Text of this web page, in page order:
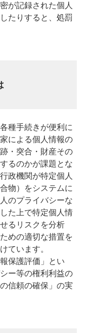
が記録された個人
たりすると、処罰
種手続きが便利に
による個人情報の
・突合・財産その
るのかが課題とな
政機関が特定個人
物）をシステムに
のプライバシーな
た上で特定個人情
るリスクを分析
めの適切な措置を
ています。
保護評価」とい
ー等の権利利益の
信頼の確保」の実